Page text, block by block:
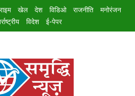
खेल देश विडिओ राजनीति
मनोरंजन
विदेश ई-पेपर